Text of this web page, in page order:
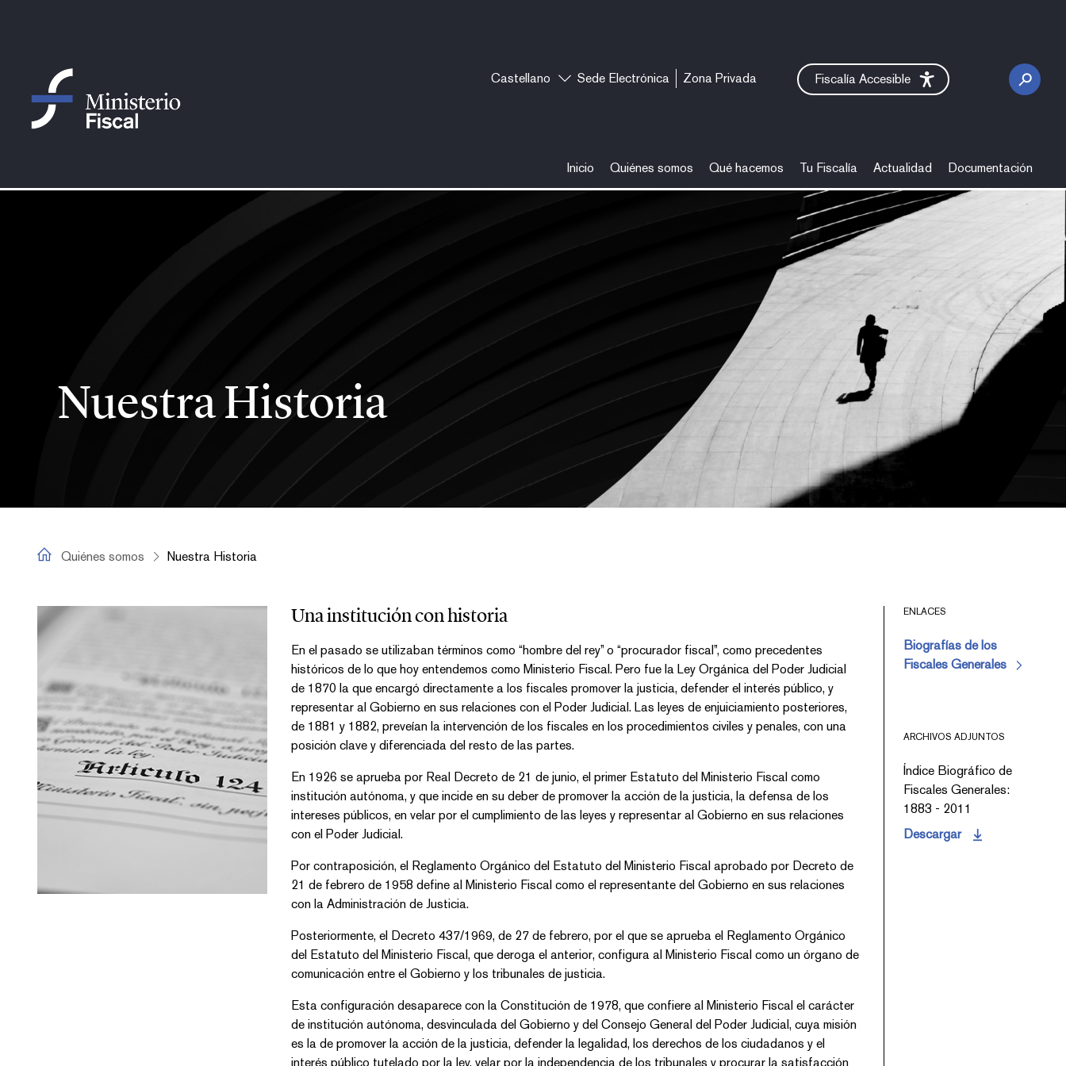
Fiscalía Accesible
Castellano Sede Electrónica Zona Privada
Inicio Quiénes somos Qué hacemos Tu Fiscalía Actualidad Documentación
Nuestra Historia
Quiénes somos
Quiénes somos Nuestra Historia
Nuestra Historia Una institución con historia
En el pasado se utilizaban términos como “hombre del rey” o “procurador fiscal”, como precedentes
históricos de lo que hoy entendemos como Ministerio Fiscal. Pero fue la Ley Orgánica del Poder Judicial
de 1870 la que encargó directamente a los fiscales promover la justicia, defender el interés público, y
representar al Gobierno en sus relaciones con el Poder Judicial. Las leyes de enjuiciamiento posteriores,
de 1881 y 1882, preveían la intervención de los fiscales en los procedimientos civiles y penales, con una
posición clave y diferenciada del resto de las partes.
En 1926 se aprueba por Real Decreto de 21 de junio, el primer Estatuto del Ministerio Fiscal como
institución autónoma, y que incide en su deber de promover la acción de la justicia, la defensa de los
intereses públicos, en velar por el cumplimiento de las leyes y representar al Gobierno en sus relaciones
con el Poder Judicial.
Por contraposición, el Reglamento Orgánico del Estatuto del Ministerio Fiscal aprobado por Decreto de
21 de febrero de 1958 define al Ministerio Fiscal como el representante del Gobierno en sus relaciones
con la Administración de Justicia.
Posteriormente, el Decreto 437/1969, de 27 de febrero, por el que se aprueba el Reglamento Orgánico
del Estatuto del Ministerio Fiscal, que deroga el anterior, configura al Ministerio Fiscal como un órgano de
comunicación entre el Gobierno y los tribunales de justicia.
Esta configuración desaparece con la Constitución de 1978, que confiere al Ministerio Fiscal el carácter
de institución autónoma, desvinculada del Gobierno y del Consejo General del Poder Judicial, cuya misión
es la de promover la acción de la justicia, defender la legalidad, los derechos de los ciudadanos y el
interés público tutelado por la ley, velar por la independencia de los tribunales y procurar la satisfacción
ENLACES
Biografías de los
Fiscales Generales
ARCHIVOS ADJUNTOS
Índice Biográfico de
Fiscales Generales:
1883 - 2011
Descargar